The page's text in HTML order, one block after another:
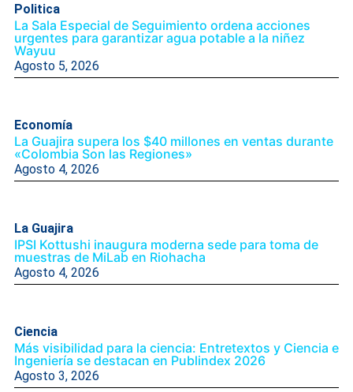
Politica
La Sala Especial de Seguimiento ordena acciones
urgentes para garantizar agua potable a la niñez
Wayuu
Agosto 5, 2026
Economía
La Guajira supera los $40 millones en ventas durante
«Colombia Son las Regiones»
Agosto 4, 2026
La Guajira
IPSI Kottushi inaugura moderna sede para toma de
muestras de MiLab en Riohacha
Agosto 4, 2026
Ciencia
Más visibilidad para la ciencia: Entretextos y Ciencia e
Ingeniería se destacan en Publindex 2026
Agosto 3, 2026